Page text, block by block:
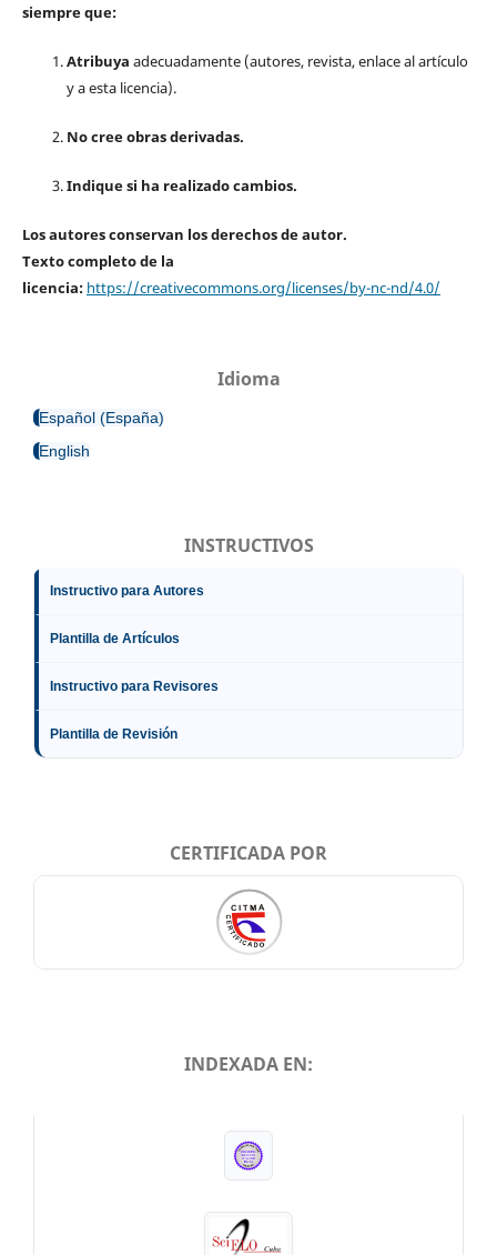
siempre que:
Atribuya adecuadamente (autores, revista, enlace al artículo
y a esta licencia).
No cree obras derivadas.
Indique si ha realizado cambios.
Los autores conservan los derechos de autor.
Texto completo de la
licencia: https://creativecommons.org/licenses/by-nc-nd/4.0/
Idioma
Español (España)
English
INSTRUCTIVOS
Instructivo para Autores
Plantilla de Artículos
Instructivo para Revisores
Plantilla de Revisión
CERTIFICADA POR
INDEXADA EN: